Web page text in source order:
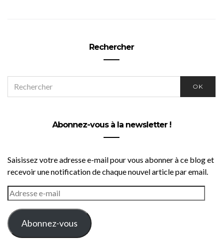
Rechercher
FOR:
OK
Abonnez-vous à la newsletter !
Saisissez votre adresse e-mail pour vous abonner à ce blog et
recevoir une notification de chaque nouvel article par email.
ADRESSE
E-
MAIL
Abonnez-vous